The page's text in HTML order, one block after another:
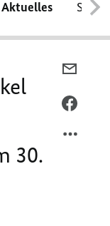
Aktuelles
30.